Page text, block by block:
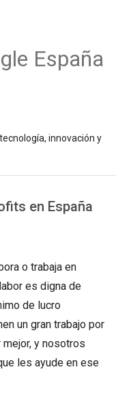
España
innovación y
en España
o trabaja en
es digna de
de lucro
un gran trabajo por
mejor, y nosotros
les ayude en ese